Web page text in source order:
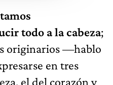
todo a la cabeza;
originarios —hablo
en tres
el del corazón y